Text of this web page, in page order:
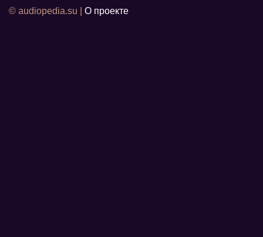
© audiopedia.su | О проекте